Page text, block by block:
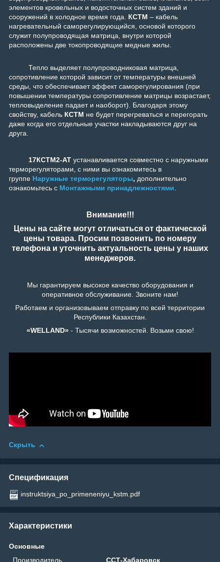
элементов кровельных и водосточных систем зданий и
сооружений в холодное время года. КСТМ – кабель
нагревательный саморегулирующийся, основой которого
служит полупроводящая матрица, внутри которой
расположены две токопроводящие медные жилы.
Тепло выделяет полупроводниковая матрица,
сопротивление которой зависит от температуры внешней
среды, что обеспечивает эффект саморегулирования (при
повышении температуры сопротивление матрицы возрастает,
тепловыделение падает и наоборот). Благодаря этому
свойству, кабель КСТМ не будет перегреваться и перегорать
даже когда его отдельные участки накладываются друг на
друга.
17КСТМ2-АТ устанавливается совместно с наружными
терморегуляторами, с ними вы ознакомитесь в
группе Наружные терморегуляторы, дополнительно
ознакомьтесь с Монтажными принадлежностями.
Внимание!!!
Цены на сайте могут отличаться от фактической
цены товара. Просим позвонить по номеру
телефона и уточнить актуальность цены у наших
менеджеров.
Мы гарантируем высокое качество оборудования и
оперативное обслуживание. Звоните нам!
Работаем и организовываем отправку по всей территории
Республики Казахстан.
«WELLAND»- Тысячи возможностей. Возьми свою!
Скрыть
Спецификация
instruktsiya_po_primeneniyu_kstm.pdf
Характеристики
Основные
Производитель
ССТ-Хабаровск